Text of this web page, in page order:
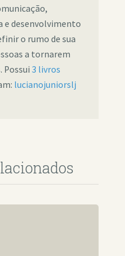
e desenvolvimento
o rumo de sua
a tornarem
Possui 3 livros
lucianojuniorslj